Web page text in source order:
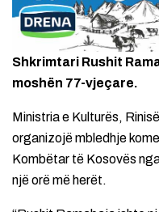
Shkrimtari Rushit
moshën 77-vjeçare.
Ministria e Kulturës,
organizojë mbledhje
Kombëtar të Kosovës
një orë më herët.